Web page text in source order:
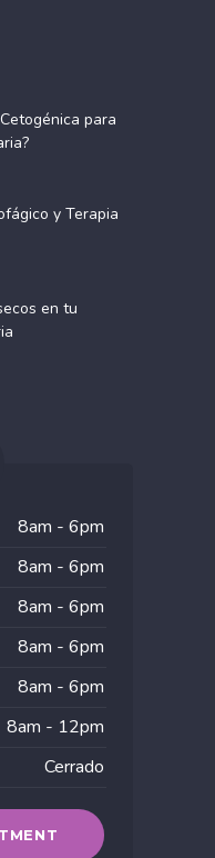
para
y Terapia
en tu
8am - 6pm
8am - 6pm
8am - 6pm
8am - 6pm
8am - 6pm
8am - 12pm
Cerrado